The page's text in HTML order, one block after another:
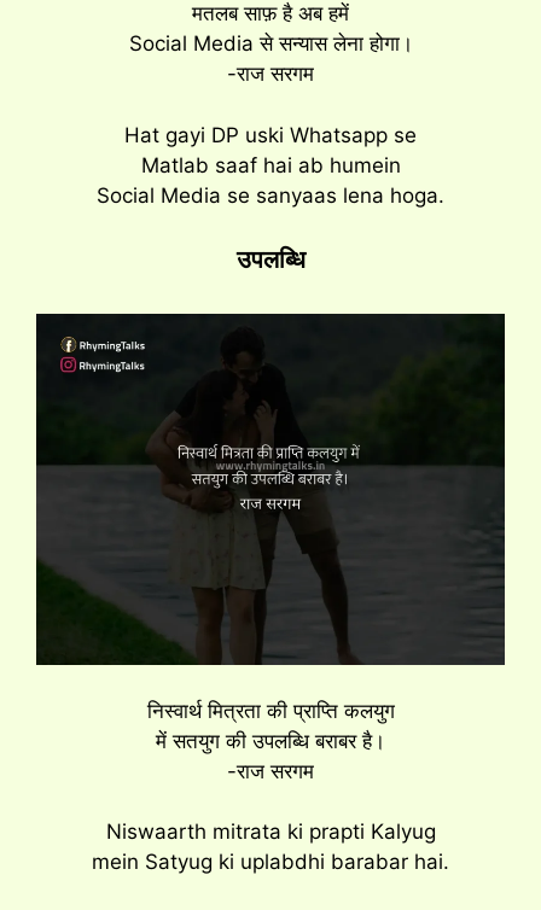
मतलब साफ़ है अब हमें
Social Media से सन्यास लेना होगा।
-राज सरगम
Hat gayi DP uski Whatsapp se
Matlab saaf hai ab humein
Social Media se sanyaas lena hoga.
उपलब्धि
निस्वार्थ मित्रता की प्राप्ति कलयुग
में सतयुग की उपलब्धि बराबर है।
-राज सरगम
Niswaarth mitrata ki prapti Kalyug
mein Satyug ki uplabdhi barabar hai.